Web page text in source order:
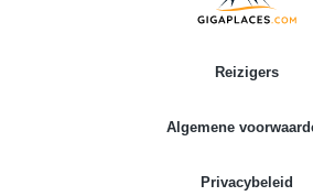
Reizigers
Algemene
Privacybeleid